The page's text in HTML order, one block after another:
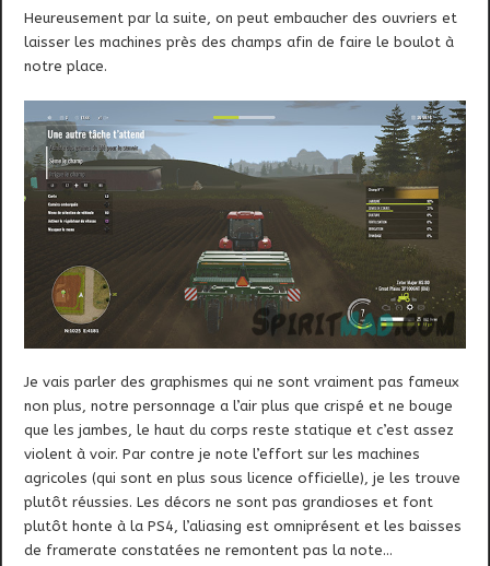
Heureusement par la suite, on peut embaucher des ouvriers et
laisser les machines près des champs afin de faire le boulot à
notre place.
Je vais parler des graphismes qui ne sont vraiment pas fameux
non plus, notre personnage a l’air plus que crispé et ne bouge
que les jambes, le haut du corps reste statique et c’est assez
violent à voir. Par contre je note l’effort sur les machines
agricoles (qui sont en plus sous licence officielle), je les trouve
plutôt réussies. Les décors ne sont pas grandioses et font
plutôt honte à la PS4, l’aliasing est omniprésent et les baisses
de framerate constatées ne remontent pas la note…